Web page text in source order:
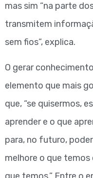
mas sim “na parte
transmitem
sem fios”, explica.
O gerar
elemento que mais
que, “se quisermos,
aprender e o que
para, no futuro,
melhore o que temos